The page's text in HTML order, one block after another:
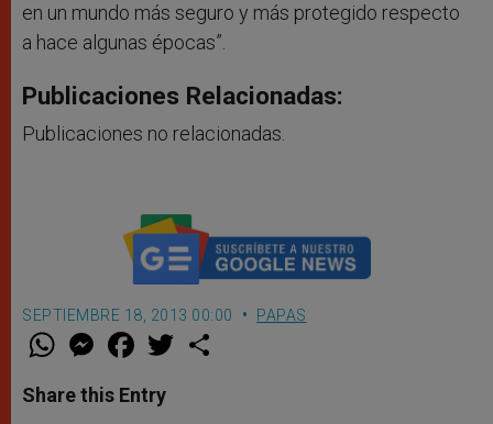
en un mundo más seguro y más protegido respecto
a hace algunas épocas”.
Publicaciones Relacionadas:
Publicaciones no relacionadas.
SEPTIEMBRE 18, 2013 00:00 PAPAS
W
t
s
M
e
s
e
F
a
e
b
w
Share this Entry